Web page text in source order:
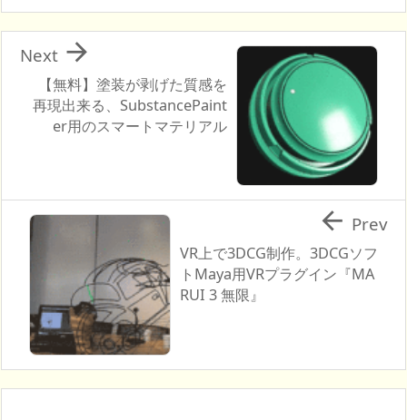
【無料】塗装が剥げた質感を
再現出来る、SubstancePaint
er用のスマートマテリアル

Next
VR上で3DCG制作。3DCGソフ
トMaya用VRプラグイン『MA
RUI 3 無限』
 Prev